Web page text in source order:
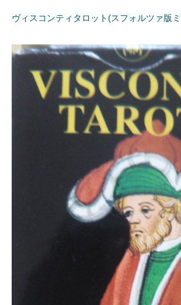
ヴィスコンティタロット(スフォルツァ版